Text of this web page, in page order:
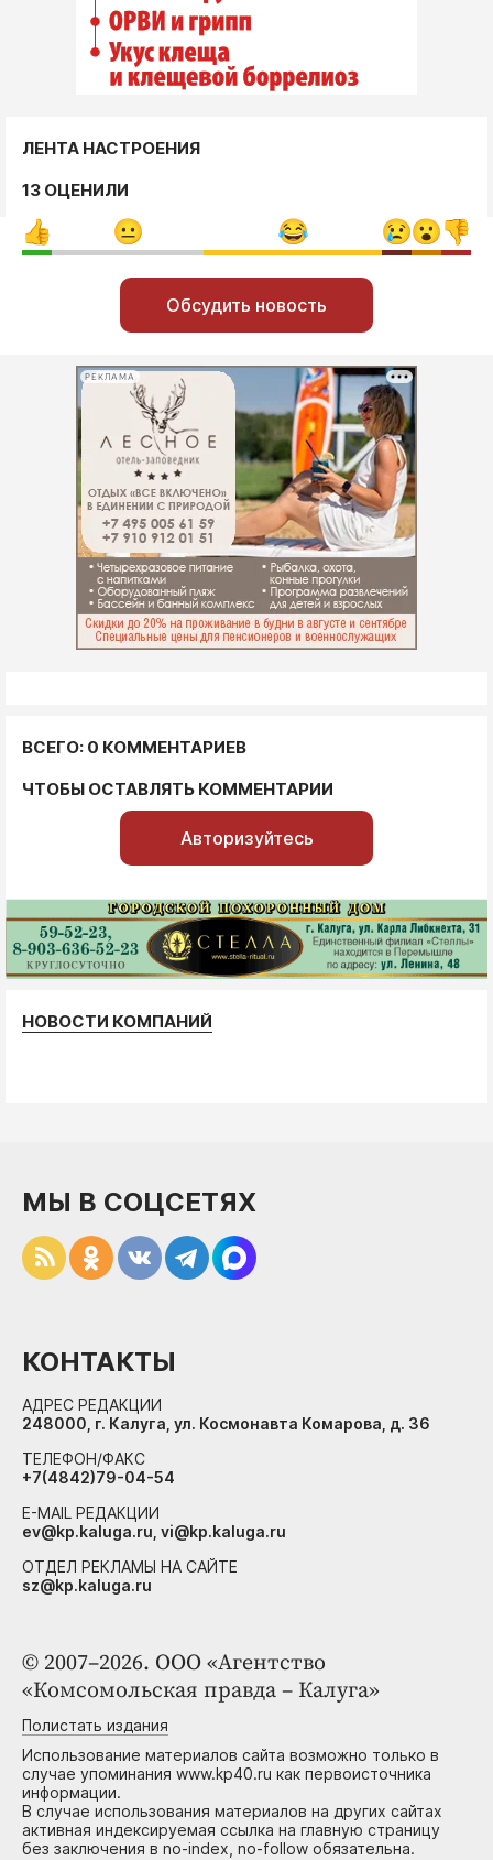
ЛЕНТА НАСТРОЕНИЯ
13 ОЦЕНИЛИ
Обсудить новость
РЕКЛАМА
ВСЕГО: 0 КОММЕНТАРИЕВ
ЧТОБЫ ОСТАВЛЯТЬ КОММЕНТАРИИ
Авторизуйтесь
НОВОСТИ КОМПАНИЙ
© 2007–2026. ООО «Агентство
«Комсомольская правда – Калуга»
Полистать издания
Использование материалов сайта возможно только в
случае упоминания www.kp40.ru как первоисточника
информации.
В случае использования материалов на других сайтах
активная индексируемая ссылка на главную страницу
без заключения в no-index, no-follow обязательна.
МЫ В СОЦСЕТЯХ
КОНТАКТЫ
АДРЕС РЕДАКЦИИ
248000, г. Калуга, ул. Космонавта Комарова, д. 36
ТЕЛЕФОН/ФАКС
+7(4842)79-04-54
E-MAIL РЕДАКЦИИ
ev@kp.kaluga.ru, vi@kp.kaluga.ru
ОТДЕЛ РЕКЛАМЫ НА САЙТЕ
sz@kp.kaluga.ru